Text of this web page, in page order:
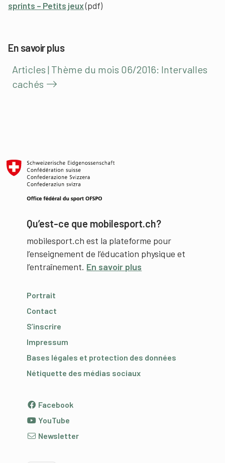
sprints – Petits jeux(pdf)
En savoir plus
Articles | Thème du mois 06/2016: Intervalles
cachés
Qu’est-ce que mobilesport.ch?
mobilesport.ch est la plateforme pour
l’enseignement de l’éducation physique et
l’entraînement. En savoir plus
Portrait
Contact
S’inscrire
Impressum
Bases légales et protection des données
Nétiquette des médias sociaux
Facebook
YouTube
Newsletter